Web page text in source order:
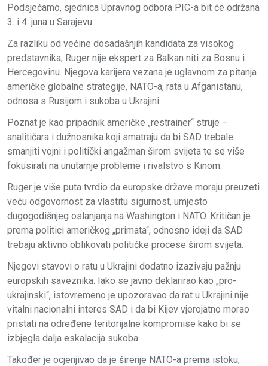
Podsjećamo, sjednica Upravnog odbora PIC-a bit će održana
3. i 4. juna u Sarajevu.
Za razliku od većine dosadašnjih kandidata za visokog
predstavnika, Ruger nije ekspert za Balkan niti za Bosnu i
Hercegovinu. Njegova karijera vezana je uglavnom za pitanja
američke globalne strategije, NATO-a, rata u Afganistanu,
odnosa s Rusijom i sukoba u Ukrajini.
Poznat je kao pripadnik američke „restrainer“ struje –
analitičara i dužnosnika koji smatraju da bi SAD trebale
smanjiti vojni i politički angažman širom svijeta te se više
fokusirati na unutarnje probleme i rivalstvo s Kinom.
Ruger je više puta tvrdio da europske države moraju preuzeti
veću odgovornost za vlastitu sigurnost, umjesto
dugogodišnjeg oslanjanja na Washington i NATO. Kritičan je
prema politici američkog „primata“, odnosno ideji da SAD
trebaju aktivno oblikovati političke procese širom svijeta.
Njegovi stavovi o ratu u Ukrajini dodatno izazivaju pažnju
europskih saveznika. Iako se javno deklarirao kao „pro-
ukrajinski“, istovremeno je upozoravao da rat u Ukrajini nije
vitalni nacionalni interes SAD i da bi Kijev vjerojatno morao
pristati na određene teritorijalne kompromise kako bi se
izbjegla dalja eskalacija sukoba.
Također je ocjenjivao da je širenje NATO-a prema istoku,